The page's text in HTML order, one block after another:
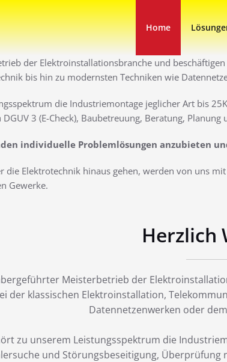
Martini
Elektro-Dienstleister in DuisburgHome
der Elektroinstallationsbranche und
bis hin zu modernsten Techniken wie
die Industriemontage jeglicher Art bis
3 (E-Check), Baubetreuung, Beratung, Planung
individuelle Problemlösungen anzubieten
die Elektrotechnik hinaus gehen, werden von uns
Gewerke.
Herzlich
Meisterbetrieb der
der klassischen Elektroinstallation,
Datennetzenwerken oder
zu unserem Leistungsspektrum die
und Störungsbeseitigung,